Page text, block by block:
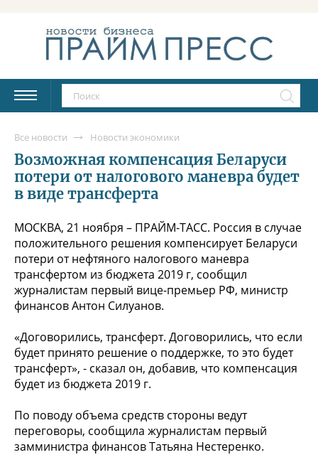
Все новости Новости экономики
Возможная компенсация Беларуси
потери от налогового маневра будет
в виде трансферта
МОСКВА, 21 ноября – ПРАЙМ-ТАСС. Россия в случае
положительного решения компенсирует Беларуси
потери от нефтяного налогового маневра
трансфертом из бюджета 2019 г, сообщил
журналистам первый вице-премьер РФ, министр
финансов Антон Силуанов.
«Договорились, трансферт. Договорились, что если
будет принято решение о поддержке, то это будет
трансферт», - сказал он, добавив, что компенсация
будет из бюджета 2019 г.
По поводу объема средств стороны ведут
переговоры, сообщила журналистам первый
замминистра финансов Татьяна Нестеренко.